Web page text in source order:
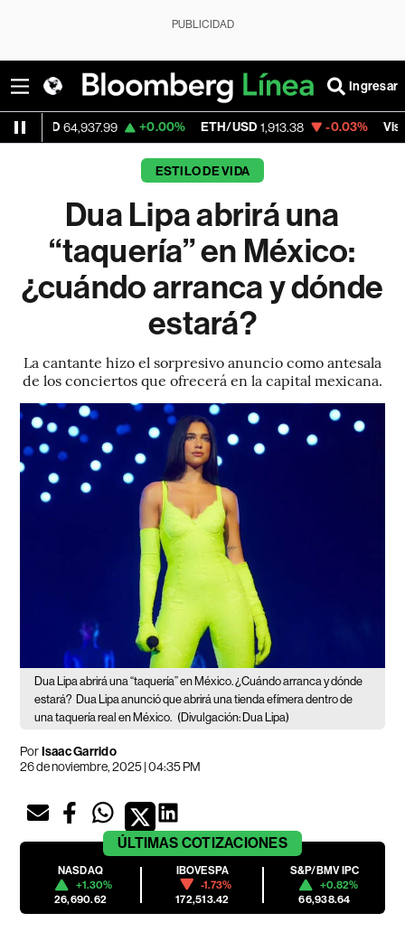
PUBLICIDAD
Ingresar
64,937.99 +0.00% ETH/USD 1,913.38 -0.03% Visa 362.50
ESTILO DE VIDA
Dua Lipa abrirá una
“taquería” en México:
¿cuándo arranca y dónde
estará?
La cantante hizo el sorpresivo anuncio como antesala
de los conciertos que ofrecerá en la capital mexicana.
Dua Lipa abrirá una “taquería” en México. ¿Cuándo arranca y dónde
estará? Dua Lipa anunció que abrirá una tienda efímera dentro de
una taquería real en México. (Divulgación: Dua Lipa)
PorIsaac Garrido
26 de noviembre, 2025 | 04:35 PM
ÚLTIMAS COTIZACIONES
NASDAQ
+1.30%
26,690.62
IBOVESPA
-1.73%
172,513.42
S&P/BMV IPC
+0.82%
66,938.64